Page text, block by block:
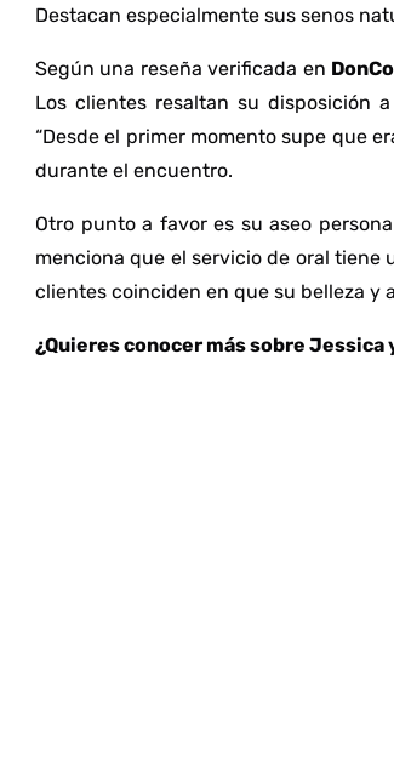
Destacan especialmente sus senos
Según una reseña verificada en
Los clientes resaltan su disposición
“Desde el primer momento supe que
durante el encuentro.
Otro punto a favor es su aseo
menciona que el servicio de oral tiene
clientes coinciden en que su belleza y
¿Quieres conocer más sobre Jessica